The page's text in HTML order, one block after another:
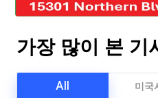
가장 많이 본 기
All 미국